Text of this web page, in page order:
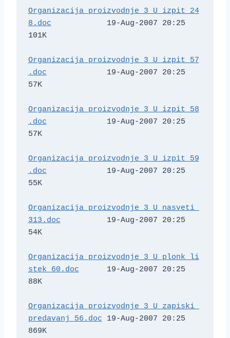
Organizacija_proizvodnje_3_U_izpit_24
8.doc
            19-Aug-2007 20:25
101K
Organizacija_proizvodnje_3_U_izpit_57
.doc
             19-Aug-2007 20:25
57K
Organizacija_proizvodnje_3_U_izpit_58
.doc
             19-Aug-2007 20:25
57K
Organizacija_proizvodnje_3_U_izpit_59
.doc
             19-Aug-2007 20:25
55K
Organizacija_proizvodnje_3_U_nasveti_
313.doc
          19-Aug-2007 20:25
54K
Organizacija_proizvodnje_3_U_plonk_li
stek_60.doc
      19-Aug-2007 20:25
88K
Organizacija_proizvodnje_3_U_zapiski_
predavanj_56.doc 19-Aug-2007 20:25
869K